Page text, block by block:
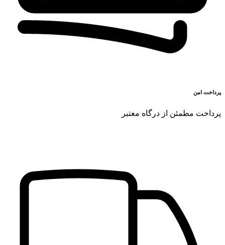
پرداخت امن
پرداخت مطمئن از درگاه معتبر